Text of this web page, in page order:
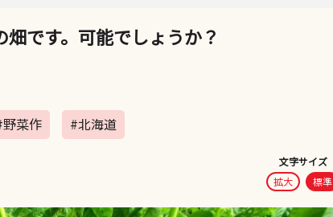
です。可能でしょうか？
菜作 #北海道
文字サイズ
拡大
標準